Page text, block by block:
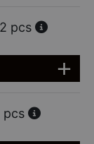
pcs
pcs